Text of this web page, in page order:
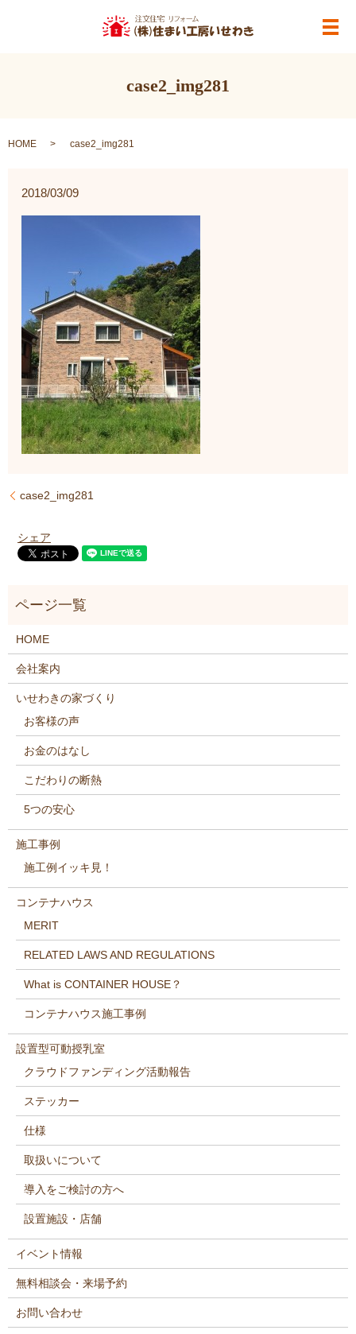
メ
case2_img281
HOME case2_img281
2018/03/09
case2_img281
シェア
HOME
会社案内
いせわきの家づくり
お客様の声
お金のはなし
こだわりの断熱
5つの安心
施工事例
施工例イッキ見！
コンテナハウス
MERIT
RELATED LAWS AND REGULATIONS
What is CONTAINER HOUSE？
コンテナハウス施工事例
設置型可動授乳室
クラウドファンディング活動報告
ステッカー
仕様
取扱いについて
導入をご検討の方へ
設置施設・店舗
イベント情報
無料相談会・来場予約
お問い合わせ